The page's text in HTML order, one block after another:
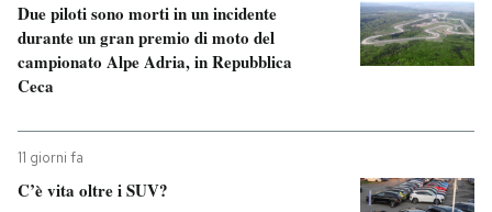
Due piloti sono morti in un incidente
durante un gran premio di moto del
campionato Alpe Adria, in Repubblica
Ceca
11 giorni fa
C’è vita oltre i SUV?